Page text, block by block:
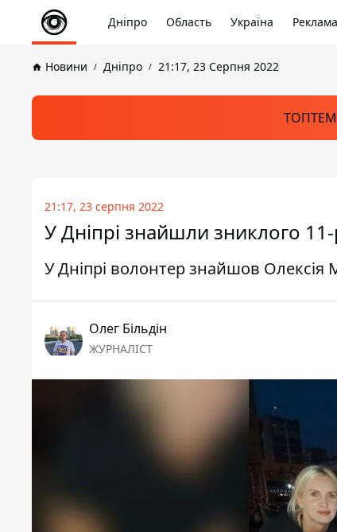
Дніпро Область Україна Реклама
Новини Дніпро 21:17, 23 Серпня 2022
21:17, 23 серпня 2022
У Дніпрі знайшли зниклого
У Дніпрі волонтер знайшов
Олег Більдін
ЖУРНАЛІСТ